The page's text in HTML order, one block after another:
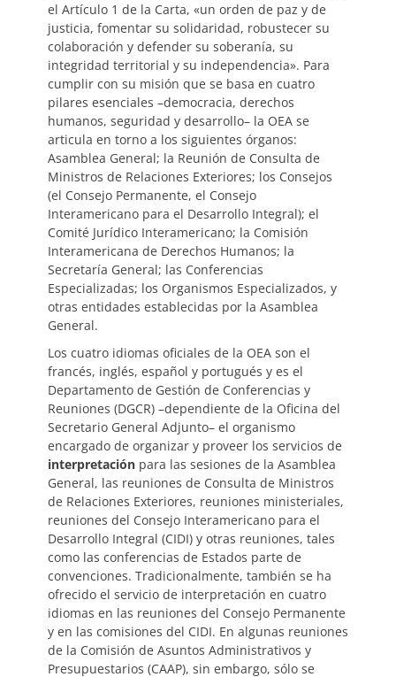
el Artículo 1 de la Carta, «un orden de paz y de
justicia, fomentar su solidaridad, robustecer su
colaboración y defender su soberanía, su
integridad territorial y su independencia». Para
cumplir con su misión que se basa en cuatro
pilares esenciales –democracia, derechos
humanos, seguridad y desarrollo– la OEA se
articula en torno a los siguientes órganos:
Asamblea General; la Reunión de Consulta de
Ministros de Relaciones Exteriores; los Consejos
(el Consejo Permanente, el Consejo
Interamericano para el Desarrollo Integral); el
Comité Jurídico Interamericano; la Comisión
Interamericana de Derechos Humanos; la
Secretaría General; las Conferencias
Especializadas; los Organismos Especializados, y
otras entidades establecidas por la Asamblea
General.
Los cuatro idiomas oficiales de la OEA son el
francés, inglés, español y portugués y es el
Departamento de Gestión de Conferencias y
Reuniones (DGCR) –dependiente de la Oficina del
Secretario General Adjunto– el organismo
encargado de organizar y proveer los servicios de
interpretación para las sesiones de la Asamblea
General, las reuniones de Consulta de Ministros
de Relaciones Exteriores, reuniones ministeriales,
reuniones del Consejo Interamericano para el
Desarrollo Integral (CIDI) y otras reuniones, tales
como las conferencias de Estados parte de
convenciones. Tradicionalmente, también se ha
ofrecido el servicio de interpretación en cuatro
idiomas en las reuniones del Consejo Permanente
y en las comisiones del CIDI. En algunas reuniones
de la Comisión de Asuntos Administrativos y
Presupuestarios (CAAP), sin embargo, sólo se